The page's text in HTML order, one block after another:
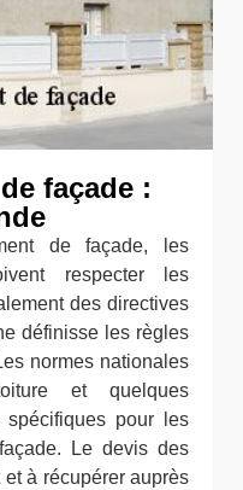
façade :
de façade, les
respecter les
des directives
définisse les règles
normes nationales
et quelques
spécifiques pour les
Le devis des
à récupérer auprès